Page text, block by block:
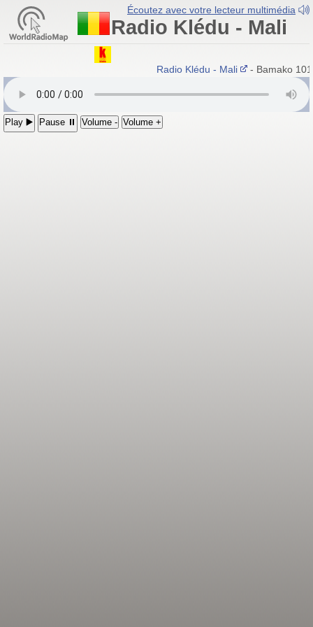
Écoutez avec votre lecteur multimédia
Radio Klédu - Mali
Radio Klédu - Mali - Bamako
Play ▶️ Pause ⏸ Volume - Volume +